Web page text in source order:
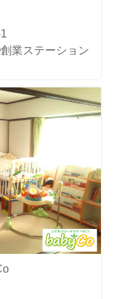
業ステーション